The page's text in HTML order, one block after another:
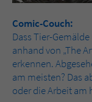
Comic-Couch:
Dass Tier-
anhand von „The
erkennen.
am meisten? Das
oder die Arbeit